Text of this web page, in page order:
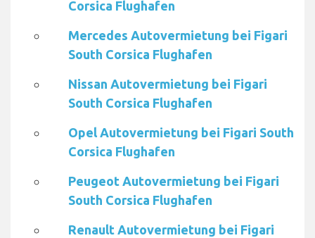
Corsica Flughafen
Mercedes Autovermietung bei Figari
South Corsica Flughafen
Nissan Autovermietung bei Figari
South Corsica Flughafen
Opel Autovermietung bei Figari South
Corsica Flughafen
Peugeot Autovermietung bei Figari
South Corsica Flughafen
Renault Autovermietung bei Figari